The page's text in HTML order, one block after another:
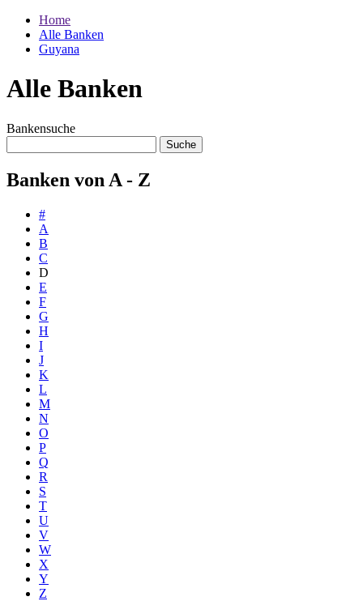
Home
Alle Banken
Guyana
Alle Banken
Bankensuche
Banken von A - Z
#
A
B
C
D
E
F
G
H
I
J
K
L
M
N
O
P
Q
R
S
T
U
V
W
X
Y
Z